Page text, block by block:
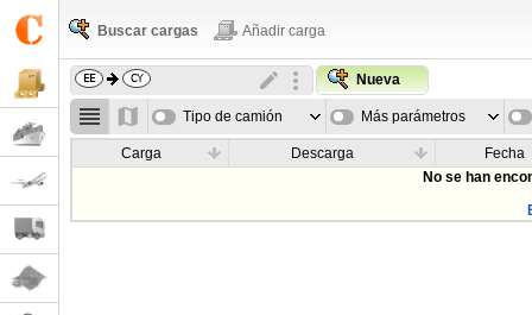
Buscar cargas Añadir carga
Nueva
Tipo de camión Más parámetros
Carga Descarga
Fecha
No se han